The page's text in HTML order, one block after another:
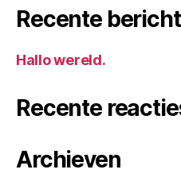
Recente
Hallo wereld.
Recente
Archieven